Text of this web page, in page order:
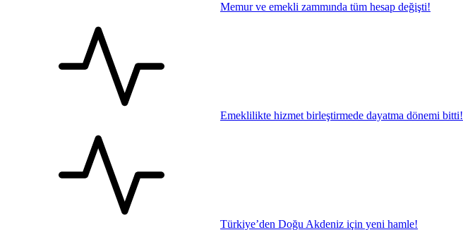
Memur ve emekli zammında tüm hesap değişti!
Emeklilikte hizmet birleştirmede dayatma dönemi bitti!
Türkiye’den Doğu Akdeniz için yeni hamle!